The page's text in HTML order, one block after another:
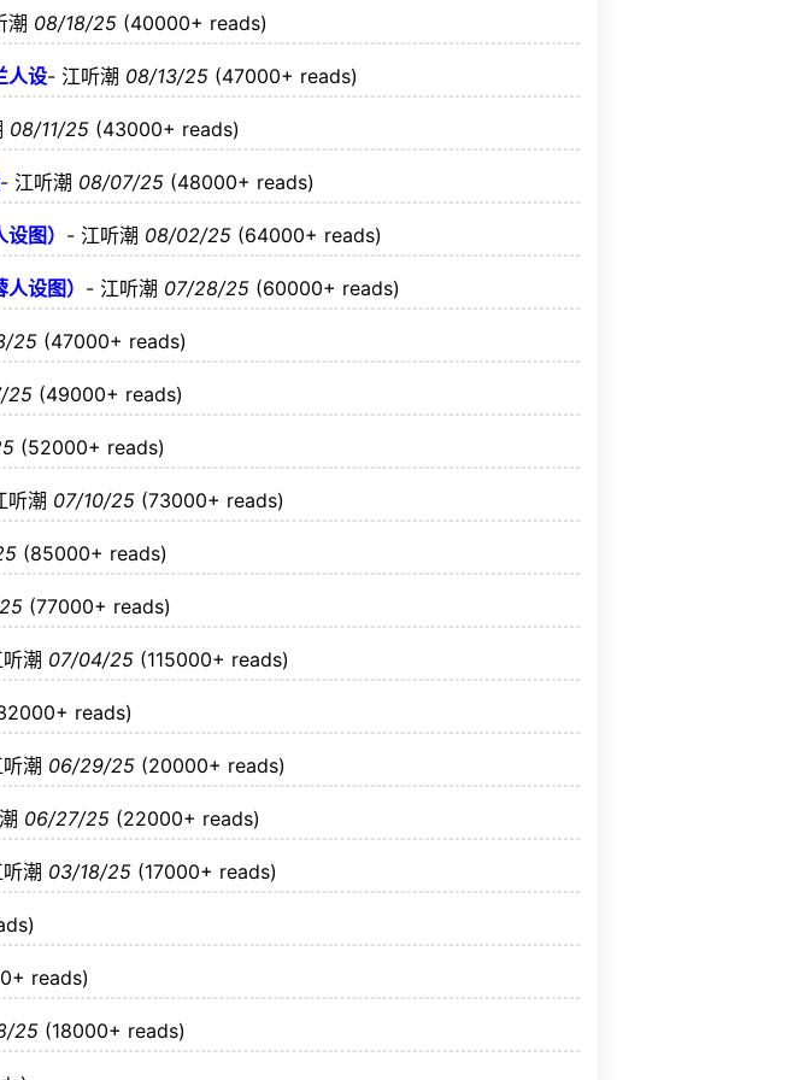
潮 08/18/25 (40000+ reads)
人设- 江听潮 08/13/25 (47000+ reads)
08/11/25 (43000+ reads)
- 江听潮 08/07/25 (48000+ reads)
图） - 江听潮 08/02/25 (64000+ reads)
设图） - 江听潮 07/28/25 (60000+ reads)
25 (47000+ reads)
25 (49000+ reads)
(52000+ reads)
听潮 07/10/25 (73000+ reads)
(85000+ reads)
(77000+ reads)
潮 07/04/25 (115000+ reads)
reads)
潮 06/29/25 (20000+ reads)
06/27/25 (22000+ reads)
潮 03/18/25 (17000+ reads)
reads)
25 (18000+ reads)